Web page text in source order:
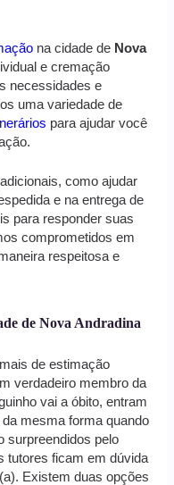
na cidade de Nova
e cremação
necessidades e
uma variedade de
para ajudar você
como ajudar
e na entrega de
para responder suas
comprometidos em
respeitosa e
de Nova Andradina
de estimação
verdadeiro membro da
vai a óbito, entram
mesma forma quando
surpreendidos pelo
tutores ficam em dúvida
Existem duas opções